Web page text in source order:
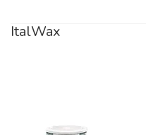
ItalWax